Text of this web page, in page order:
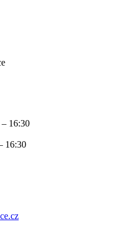
16:30
16:30